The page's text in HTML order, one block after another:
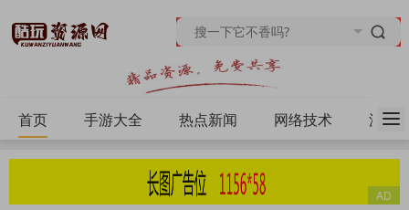
首页 手游大全 热点新闻 网络技术 源码